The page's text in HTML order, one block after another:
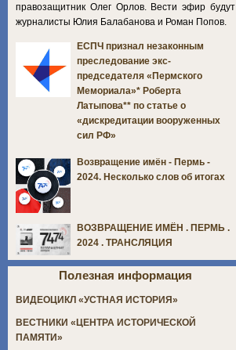
правозащитник Олег Орлов. Вести эфир будут
журналисты Юлия Балабанова и Роман Попов.
ЕСПЧ признал незаконным
преследование экс-
председателя «Пермского
Мемориала»* Роберта
Латыпова** по статье о
«дискредитации вооруженных
сил РФ»
Возвращение имён - Пермь -
2024. Несколько слов об итогах
ВОЗВРАЩЕНИЕ ИМЁН . ПЕРМЬ .
2024 . ТРАНСЛЯЦИЯ
Полезная информация
ВИДЕОЦИКЛ «УСТНАЯ ИСТОРИЯ»
ВЕСТНИКИ «ЦЕНТРА ИСТОРИЧЕСКОЙ
ПАМЯТИ»